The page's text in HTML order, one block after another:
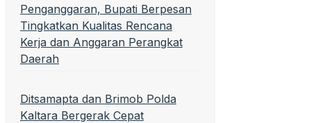
Penganggaran, Bupati Berpesan
Tingkatkan Kualitas Rencana
Kerja dan Anggaran Perangkat
Daerah
Ditsamapta dan Brimob Polda
Kaltara Bergerak Cepat